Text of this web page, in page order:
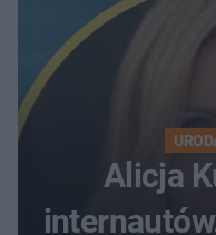
Alicja